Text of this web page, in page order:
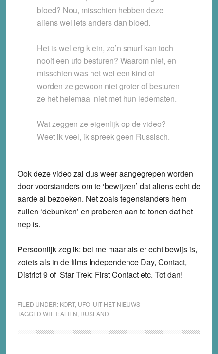
bloed? Nou, misschien hebben deze
aliens wel iets anders dan bloed.
Het is wel erg klein, zo’n smurf kan toch
nooit een ufo besturen? Waarom niet, en
misschien was het wel een kind of
worden ze gewoon niet groter of besturen
ze het helemaal niet met hun ledematen.
Wat zeggen ze eigenlijk op de video?
Weet ik veel, ik spreek geen Russisch.
Ook deze video zal dus weer aangegrepen worden
door voorstanders om te ‘bewijzen’ dat aliens echt de
aarde al bezoeken. Net zoals tegenstanders hem
zullen ‘debunken’ en proberen aan te tonen dat het
nep is.
Persoonlijk zeg ik: bel me maar als er echt bewijs is,
zoiets als in de films Independence Day, Contact,
District 9 of Star Trek: First Contact etc. Tot dan!
FILED UNDER: KORT, UFO, UIT HET NIEUWS
TAGGED WITH:ALIEN RUSLAND